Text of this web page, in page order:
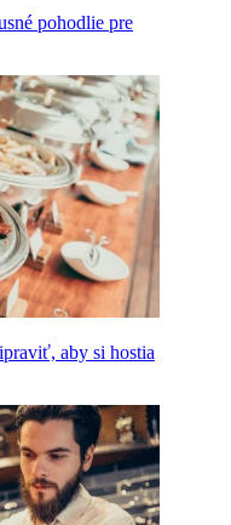
pohodlie pre
aby si hostia